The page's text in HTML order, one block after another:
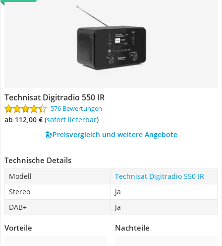
Technisat Digitradio 550 IR
576 Bewertungen
ab 112,00 € ( Sofort lieferbar)
Preisvergleich und weitere Angebote
Technische Details
Modell
Technisat Digitradio 550 IR
Stereo
Ja
DAB+
Ja
Vorteile Nachteile